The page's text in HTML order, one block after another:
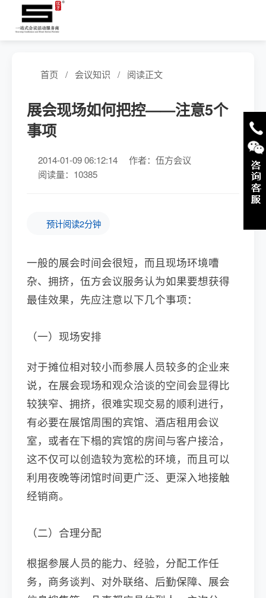
首页 / 会议知识 / 阅读正文
展会现场如何把控——注意5个
事项
2014-01-09 06:12:14
作者：伍方会议
阅读量：10385
预计阅读2分钟
一般的展会时间会很短，而且现场环境嘈
杂、拥挤，伍方会议服务认为如果要想获得
最佳效果，先应注意以下几个事项：
（一）现场安排
对于摊位相对较小而参展人员较多的企业来
说，在展会现场和观众洽谈的空间会显得比
较狭窄、拥挤，很难实现交易的顺利进行，
有必要在展馆周围的宾馆、酒店租用会议
室，或者在下榻的宾馆的房间与客户接洽，
这不仅可以创造较为宽松的环境，而且可以
利用夜晚等闭馆时间更广泛、更深入地接触
经销商。
（二）合理分配
根据参展人员的能力、经验，分配工作任
务，商务谈判、对外联络、后勤保障、展会